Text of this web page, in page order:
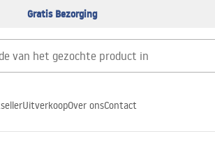
Gratis Bezorging
UitverkoopOver onsContact